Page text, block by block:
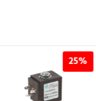
25%